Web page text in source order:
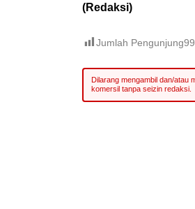
(Redaksi)
Jumlah Pengunjung99